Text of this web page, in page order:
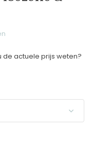
de actuele prijs weten?